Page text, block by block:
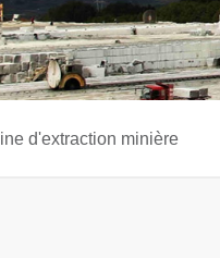
d'extraction minière